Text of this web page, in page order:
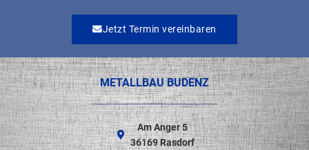
Jetzt Termin vereinbaren
METALLBAU BUDENZ
Am Anger 5
36169 Rasdorf